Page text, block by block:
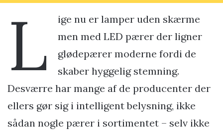
L
ige nu er lamper uden skærme
men med LED pærer der ligner
glødepærer moderne fordi de
skaber hyggelig stemning.
Desværre har mange af de producenter der
ellers gør sig i intelligent belysning, ikke
sådan nogle pærer i sortimentet – selv ikke